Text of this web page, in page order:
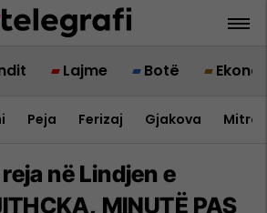
Lajme Botë
Peja Ferizaj Gjakova
në Lindjen e
MINUTË PAS